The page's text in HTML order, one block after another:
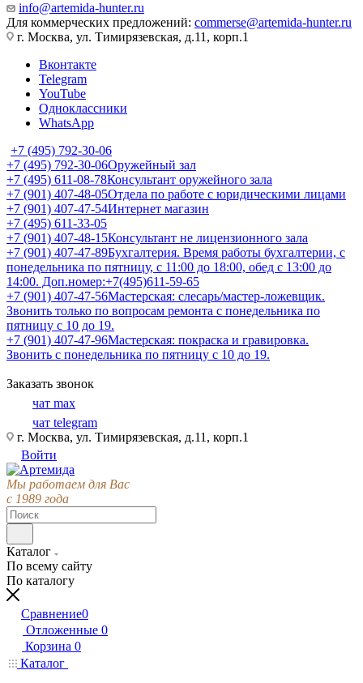
info@artemida-hunter.ru
Для коммерческих предложений: commerse@artemida-hunter.ru
г. Москва, ул. Тимирязевская, д.11, корп.1
Вконтакте
Telegram
YouTube
Одноклассники
WhatsApp
+7 (495) 792-30-06
+7 (495) 792-30-06Оружейный зал
+7 (495) 611-08-78Консультант оружейного зала
+7 (901) 407-48-05Отдела по работе с юридическими лицами
+7 (901) 407-47-54Интернет магазин
+7 (495) 611-33-05
+7 (901) 407-48-15Консультант не лицензионного зала
+7 (901) 407-47-89Бухгалтерия. Время работы бухгалтерии, с
понедельника по пятницу, с 11:00 до 18:00, обед с 13:00 до
14:00. Доп.номер:+7(495)611-59-65
+7 (901) 407-47-56Мастерская: слесарь/мастер-ложевщик.
Звонить только по вопросам ремонта с понедельника по
пятницу с 10 до 19.
+7 (901) 407-47-96Мастерская: покраска и гравировка.
Звонить с понедельника по пятницу с 10 до 19.
Заказать звонок
чат max
чат telegram
г. Москва, ул. Тимирязевская, д.11, корп.1
Войти
Мы работаем для Вас
с 1989 года
Каталог
По всему сайту
По каталогу
Сравнение0
Отложенные 0
Корзина 0
Каталог